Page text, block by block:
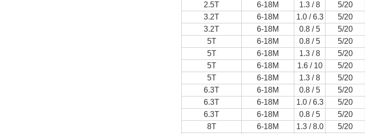
2.5T
6-18M 1.3 / 8 5/20
3.2T
6-18M 1.0 / 6.3 5/20
3.2T
6-18M 0.8 / 5 5/20
5T
6-18M 0.8 / 5 5/20
5T
6-18M 1.3 / 8 5/20
5T
6-18M 1.6 / 10 5/20
5T
6-18M 1.3 / 8 5/20
6.3T
6-18M 0.8 / 5 5/20
6.3T
6-18M 1.0 / 6.3 5/20
6.3T
6-18M 0.8 / 5 5/20
8T
6-18M 1.3 / 8.0 5/20